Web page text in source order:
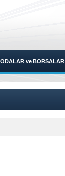
ODALAR ve BORSALAR